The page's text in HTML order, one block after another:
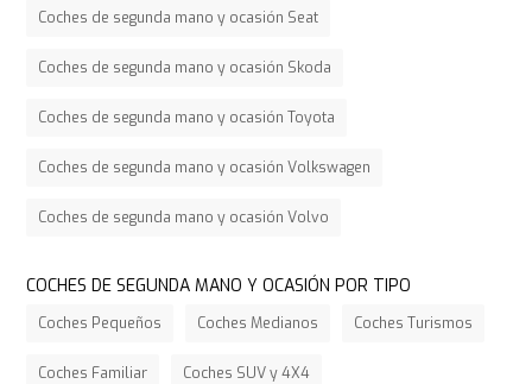
Coches de segunda mano y ocasión Seat
Coches de segunda mano y ocasión Skoda
Coches de segunda mano y ocasión Toyota
Coches de segunda mano y ocasión Volkswagen
Coches de segunda mano y ocasión Volvo
COCHES DE SEGUNDA MANO Y OCASIÓN POR TIPO
Coches Pequeños Coches Medianos Coches Turismos
Coches Familiar Coches SUV y 4X4